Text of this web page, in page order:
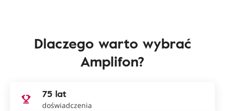
Dlaczego warto wybrać
Amplifon?
75 lat
doświadczenia